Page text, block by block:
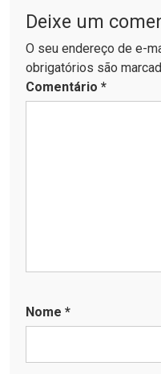
Deixe um
O seu endereço de e-
obrigatórios são
Comentário *
Nome *